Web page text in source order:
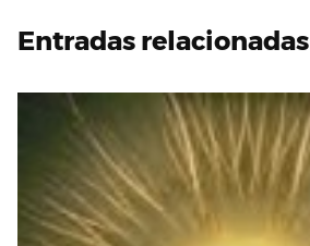
Entradas relacionadas